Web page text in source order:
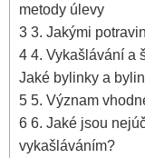
metody úlevy
3 3. Jakými
4 4. Vykašlávání a
Jaké bylinky a
5 5. Význam
6 6. Jaké jsou
vykašláváním?